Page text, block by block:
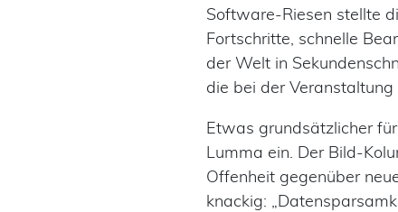
Software-Riesen stellte
Fortschritte, schnelle
der Welt in
die bei der
Etwas grundsätzlicher
Lumma ein. Der Bild-
Offenheit gegenüber
knackig: